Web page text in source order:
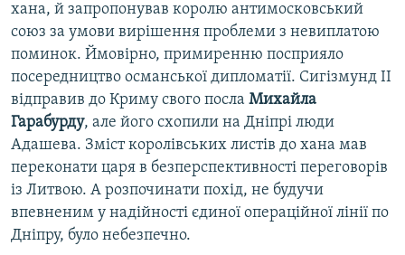
хана, й запропонував королю антимосковський
союз за умови вирішення проблеми з невиплатою
поминок. Ймовірно, примиренню посприяло
посередництво османської дипломатії. Сигізмунд II
відправив до Криму свого посла Михайла
Гарабурду, але його схопили на Дніпрі люди
Адашева. Зміст королівських листів до хана мав
переконати царя в безперспективності переговорів
із Литвою. А розпочинати похід, не будучи
впевненим у надійності єдиної операційної лінії по
Дніпру, було небезпечно.